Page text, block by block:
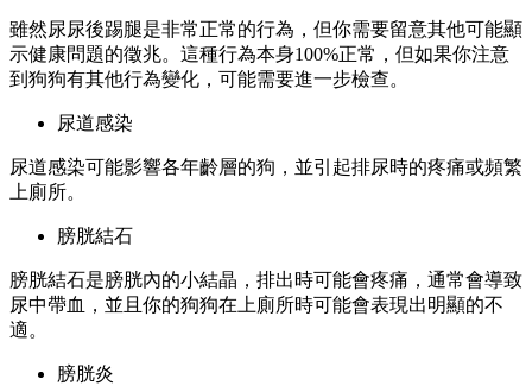
雖然尿尿後踢腿是非常正常的行為，但你需要留意其他可能顯
示健康問題的徵兆。這種行為本身100%正常，但如果你注意
到狗狗有其他行為變化，可能需要進一步檢查。
尿道感染
尿道感染可能影響各年齡層的狗，並引起排尿時的疼痛或頻繁
上廁所。
膀胱結石
膀胱結石是膀胱內的小結晶，排出時可能會疼痛，通常會導致
尿中帶血，並且你的狗狗在上廁所時可能會表現出明顯的不
適。
膀胱炎